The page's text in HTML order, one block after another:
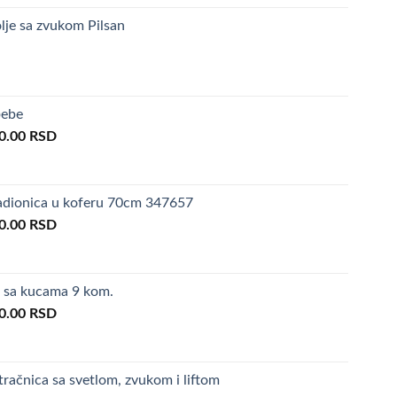
sa zvukom Pilsan
RSDCurrent
u koferu 70cm 347657
RSDCurrent
kucama 9 kom.
RSDCurrent
sa svetlom, zvukom i liftom